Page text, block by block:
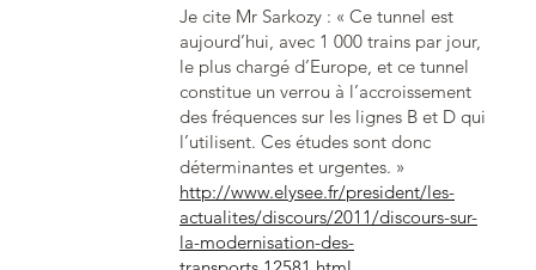
Je cite Mr Sarkozy : « Ce tunnel est
aujourd’hui, avec 1 000 trains par jour,
le plus chargé d’Europe, et ce tunnel
constitue un verrou à l’accroissement
des fréquences sur les lignes B et D qui
l’utilisent. Ces études sont donc
déterminantes et urgentes. »
http://www.elysee.fr/president/les-
actualites/discours/2011/discours-sur-
la-modernisation-des-